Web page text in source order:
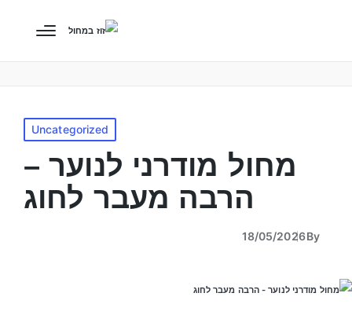
Uncategorized
מחול מודרני לנוער –
הרבה מעבר לחוג
By
18/05/2026